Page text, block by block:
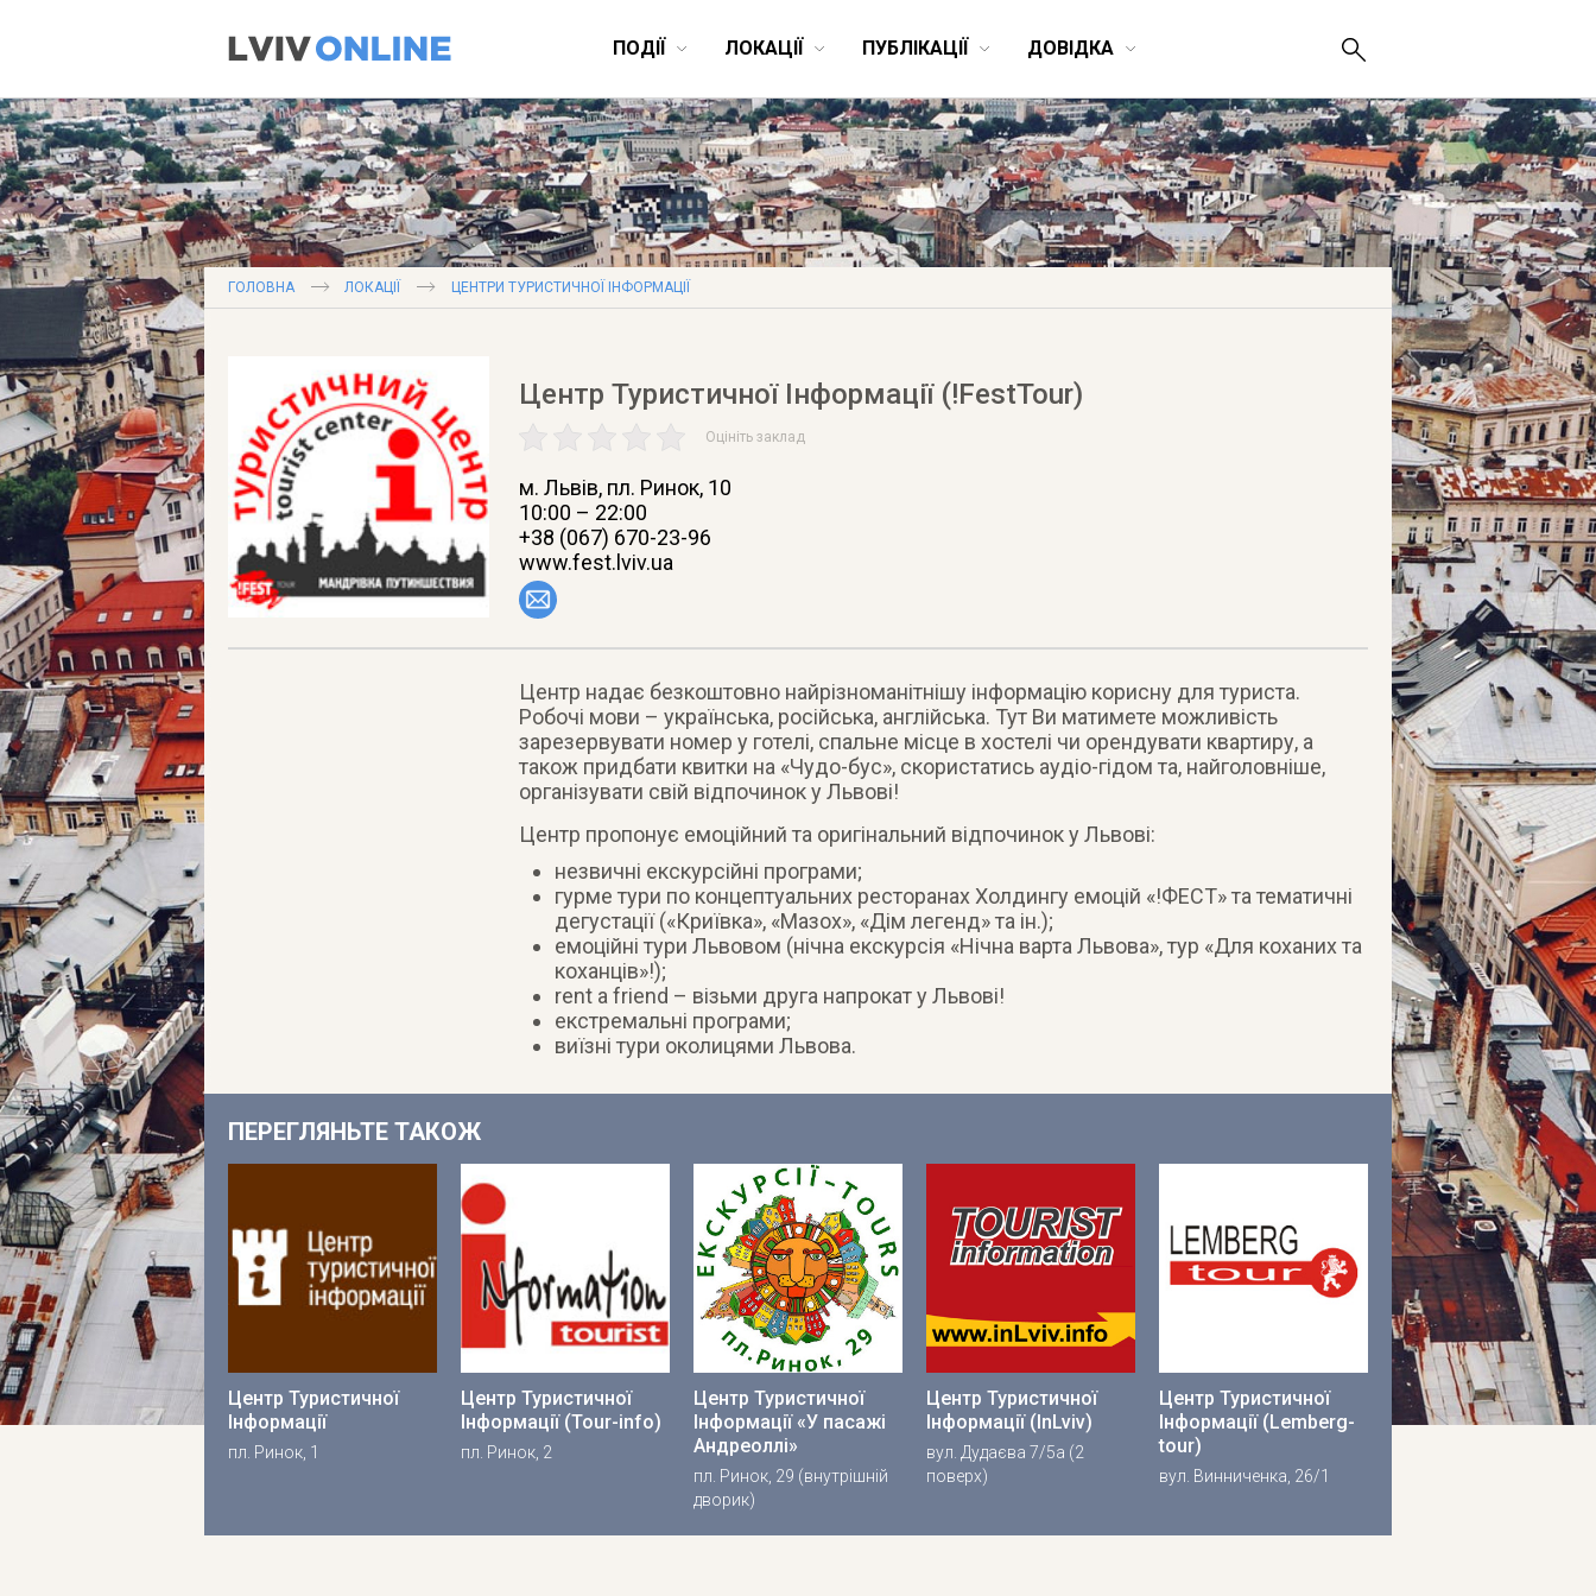
ПОДІЇ ЛОКАЦІЇ ПУБЛІКАЦІЇ ДОВІДКА
ГОЛОВНА ЛОКАЦІЇ ЦЕНТРИ ТУРИСТИЧНОЇ ІНФОРМАЦІЇ
Центр Туристичної Інформації (!FestTour)
Оцініть заклад
м. Львів, пл. Ринок, 10
10:00 – 22:00
+38 (067) 670-23-96
www.fest.lviv.ua
Центр надає безкоштовно найрізноманітнішу інформацію корисну для туриста.
Робочі мови – українська, російська, англійська. Тут Ви матимете можливість
зарезервувати номер у готелі, спальне місце в хостелі чи орендувати квартиру, а
також придбати квитки на «Чудо-бус», скористатись аудіо-гідом та, найголовніше,
організувати свій відпочинок у Львові!
Центр пропонує емоційний та оригінальний відпочинок у Львові:
незвичні екскурсійні програми;
гурме тури по концептуальних ресторанах Холдингу емоцій «!ФЕСТ» та тематичні
дегустації («Криївка», «Мазох», «Дім легенд» та ін.);
емоційні тури Львовом (нічна екскурсія «Нічна варта Львова», тур «Для коханих та
коханців»!);
rent a friend – візьми друга напрокат у Львові!
екстремальні програми;
виїзні тури околицями Львова.
ПЕРЕГЛЯНЬТЕ ТАКОЖ
Центр Туристичної
Інформації
пл. Ринок, 1
Центр Туристичної
Інформації (Tour-info)
пл. Ринок, 2
Центр Туристичної
Інформації «У пасажі
Андреоллі»
пл. Ринок, 29 (внутрішній
дворик)
Центр Туристичної
Інформації (InLviv)
вул. Дудаєва 7/5а (2
поверх)
Центр Туристичної
Інформації (Lemberg-
tour)
вул. Винниченка, 26/1